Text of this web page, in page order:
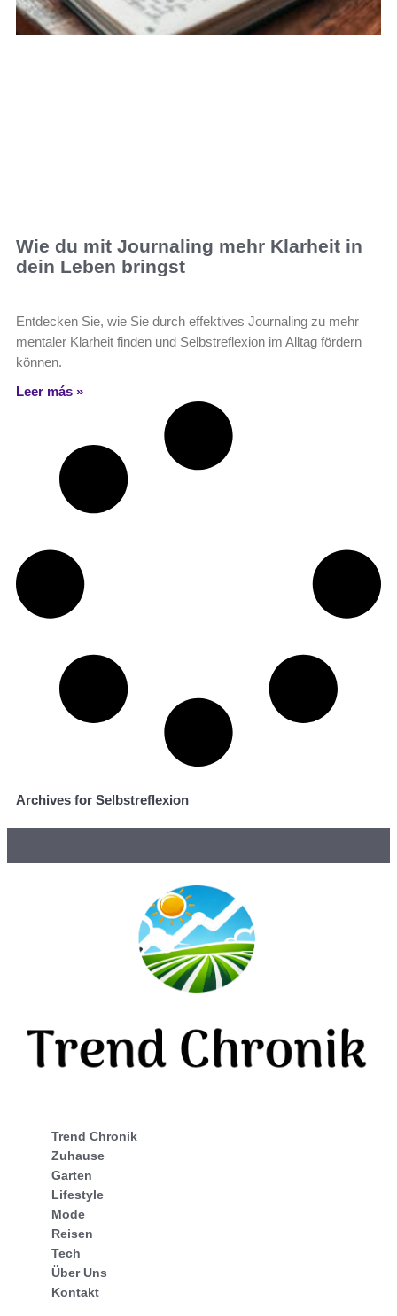
Wie du mit Journaling mehr Klarheit in
dein Leben bringst
Entdecken Sie, wie Sie durch effektives Journaling zu mehr
mentaler Klarheit finden und Selbstreflexion im Alltag fördern
können.
Leer más »
Archives for Selbstreflexion
Trend Chronik
Zuhause
Garten
Lifestyle
Mode
Reisen
Tech
Über Uns
Kontakt